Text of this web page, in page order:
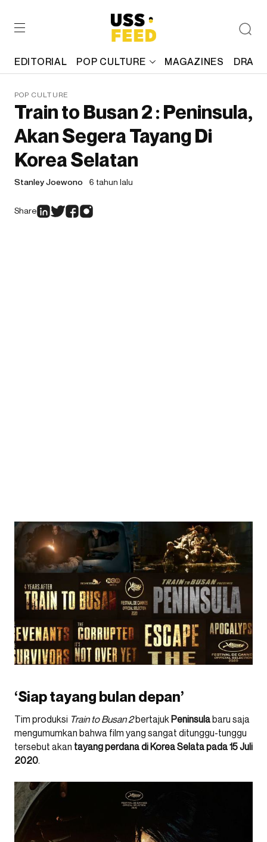
EDITORIAL POP CULTURE MAGAZINES
POP CULTURE
Train to Busan 2 : Peninsula,
Akan Segera Tayang Di
Korea Selatan
Stanley Joewono 6 tahun lalu
Share
‘Siap tayang bulan depan’
Tim produksi Train to Busan 2bertajuk Peninsulabaru saja
mengumumkan bahwa film yang sangat ditunggu-tunggu
tersebut akan tayang perdana di Korea Selata pada 15 Juli
2020.